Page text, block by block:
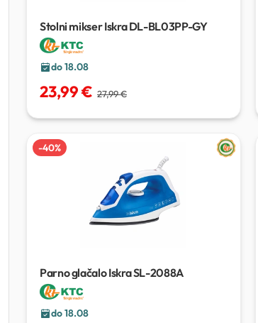
Stolni mikser Iskra DL-BL03PP-GY
do 18.08
23,99 € 27,99 €
-40%
Parno glačalo Iskra SL-2088A
do 18.08